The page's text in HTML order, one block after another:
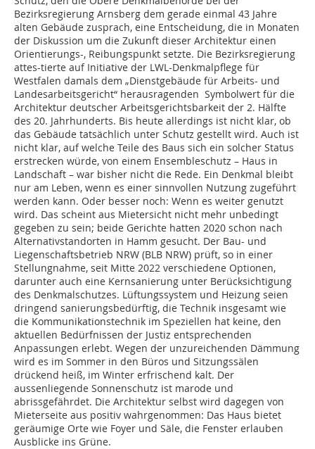
Bezirksregierung Arnsberg dem gerade einmal 43 Jahre
alten Gebäude zusprach, eine Entscheidung, die in Monaten
der Diskussion um die Zukunft dieser Architektur einen
Orientierungs-, Reibungspunkt setzte. Die Bezirksregierung
attes-tierte auf Initiative der LWL-Denkmalpflege für
Westfalen damals dem „Dienstgebäude für Arbeits- und
Landesarbeitsgericht“ herausragenden Symbolwert für die
Architektur deutscher Arbeitsgerichtsbarkeit der 2. Hälfte
des 20. Jahrhunderts. Bis heute allerdings ist nicht klar, ob
das Gebäude tatsächlich unter Schutz gestellt wird. Auch ist
nicht klar, auf welche Teile des Baus sich ein solcher Status
erstrecken würde, von einem Ensembleschutz – Haus in
Landschaft – war bisher nicht die Rede. Ein Denkmal bleibt
nur am Leben, wenn es einer sinnvollen Nutzung zugeführt
werden kann. Oder besser noch: Wenn es weiter genutzt
wird. Das scheint aus Mietersicht nicht mehr unbedingt
gegeben zu sein; beide Gerichte hatten 2020 schon nach
Alternativstandorten in Hamm gesucht. Der Bau- und
Liegenschaftsbetrieb NRW (BLB NRW) prüft, so in einer
Stellungnahme, seit Mitte 2022 verschiedene Optionen,
darunter auch eine Kernsanierung unter Berücksichtigung
des Denkmalschutzes. Lüftungssystem und Heizung seien
dringend sanierungsbedürftig, die Technik insgesamt wie
die Kommunikationstechnik im Speziellen hat keine, den
aktuellen Bedürfnissen der Justiz entsprechenden
Anpassungen erlebt. Wegen der unzureichenden Dämmung
wird es im Sommer in den Büros und Sitzungssälen
drückend heiß, im Winter erfrischend kalt. Der
aussenliegende Sonnenschutz ist marode und
abrissgefährdet. Die Architektur selbst wird dagegen von
Mieterseite aus positiv wahrgenommen: Das Haus bietet
geräumige Orte wie Foyer und Säle, die Fenster erlauben
Ausblicke ins Grüne.